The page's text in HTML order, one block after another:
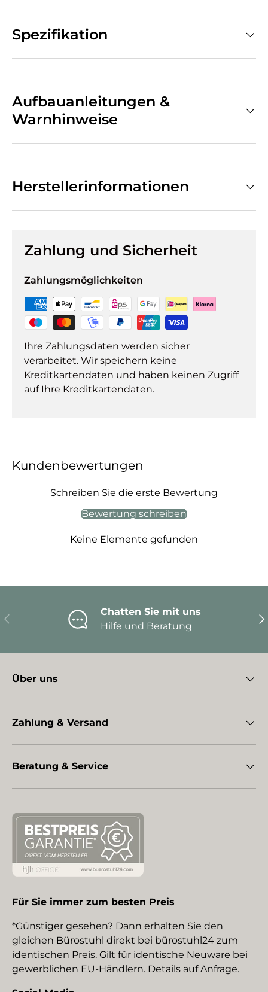
Spezifikation
Aufbauanleitungen &
Warnhinweise
Herstellerinformationen
Zahlung und Sicherheit
Zahlungsmöglichkeiten
Ihre Zahlungsdaten werden sicher
verarbeitet. Wir speichern keine
Kreditkartendaten und haben keinen Zugriff
auf Ihre Kreditkartendaten.
Kundenbewertungen
Schreiben Sie die erste Bewertung
Bewertung schreiben
Keine Elemente gefunden
Vorherige
Chatten Sie mit uns
Hilfe und Beratung
Über uns
Zahlung & Versand
Beratung & Service
Für Sie immer zum besten Preis
*Günstiger gesehen? Dann erhalten Sie den
gleichen Bürostuhl direkt bei bürostuhl24 zum
identischen Preis. Gilt für identische Neuware bei
gewerblichen EU-Händlern. Details auf Anfrage.